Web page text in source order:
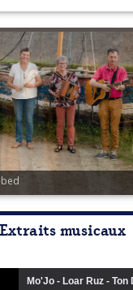
Extraits musicaux
Mo'Jo - Loar Ruz - Ton